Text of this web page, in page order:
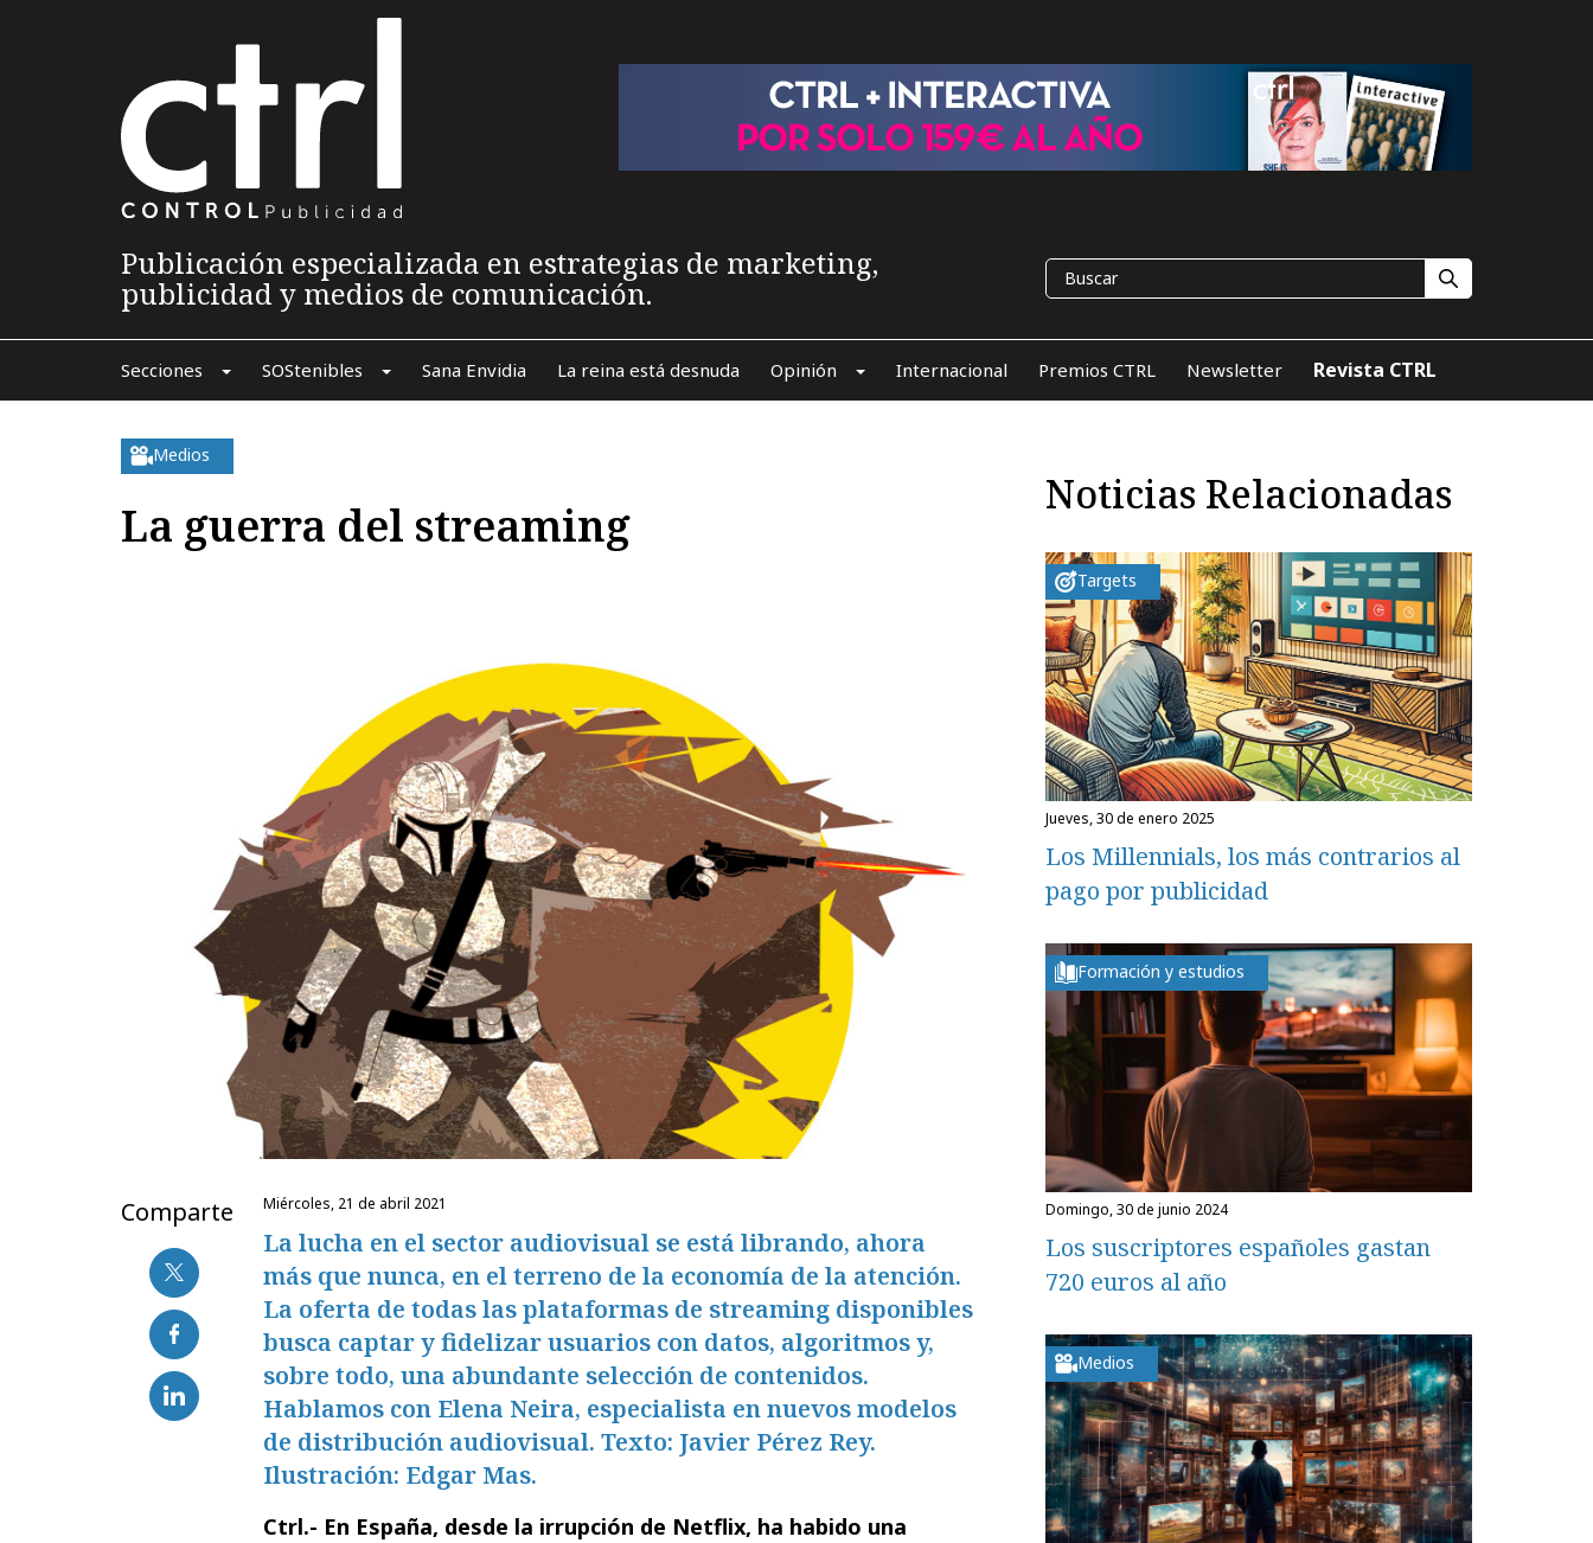
Publicación especializada en estrategias de marketing,
publicidad y medios de comunicación.
Secciones SOStenibles Sana Envidia La reina está desnuda Opinión Internacional Premios CTRL Newsletter Revista CTRL
Medios
La guerra del streaming
Comparte miércoles, 21 de abril 2021
La lucha en el sector audiovisual se está librando, ahora
más que nunca, en el terreno de la economía de la atención.
La oferta de todas las plataformas de streaming disponibles
busca captar y fidelizar usuarios con datos, algoritmos y,
sobre todo, una abundante selección de contenidos.
Hablamos con Elena Neira, especialista en nuevos modelos
de distribución audiovisual. Texto: Javier Pérez Rey.
Ilustración: Edgar Mas.
Ctrl.- En España, desde la irrupción de Netflix, ha habido una
Noticias Relacionadas
Targets
jueves, 30 de enero 2025
Los Millennials, los más contrarios al
pago por publicidad
Formación y estudios
domingo, 30 de junio 2024
Los suscriptores españoles gastan
720 euros al año
Medios